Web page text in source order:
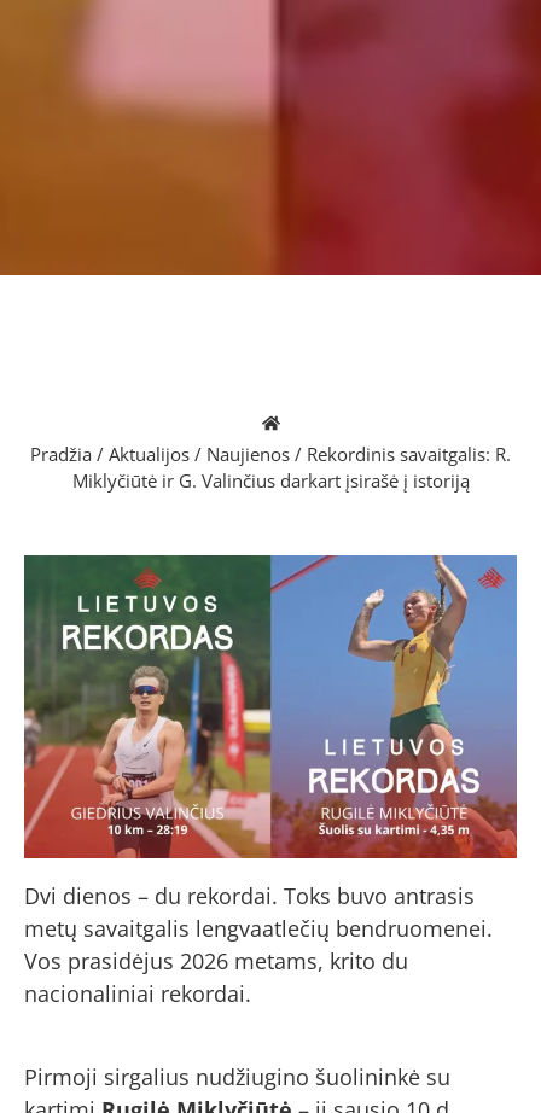
Pradžia / Aktualijos / Naujienos / Rekordinis savaitgalis: R.
Miklyčiūtė ir G. Valinčius darkart įsirašė į istoriją
Dvi dienos – du rekordai. Toks buvo antrasis
metų savaitgalis lengvaatlečių bendruomenei.
Vos prasidėjus 2026 metams, krito du
nacionaliniai rekordai.
Pirmoji sirgalius nudžiugino šuolininkė su